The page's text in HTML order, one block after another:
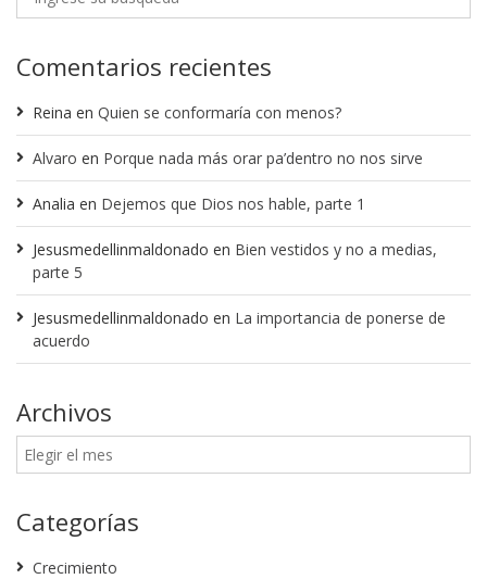
Comentarios recientes
Reina en Quien se conformaría con menos?
Alvaro en Porque nada más orar pa’dentro no nos sirve
Analia en Dejemos que Dios nos hable, parte 1
Jesusmedellinmaldonado en Bien vestidos y no a medias,
parte 5
Jesusmedellinmaldonado en La importancia de ponerse de
acuerdo
Archivos
Categorías
Crecimiento